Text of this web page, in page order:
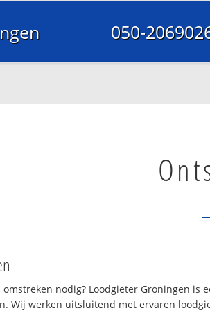
050-
nodig? Loodgieter Groningen
Wij werken uitsluitend met ervaren